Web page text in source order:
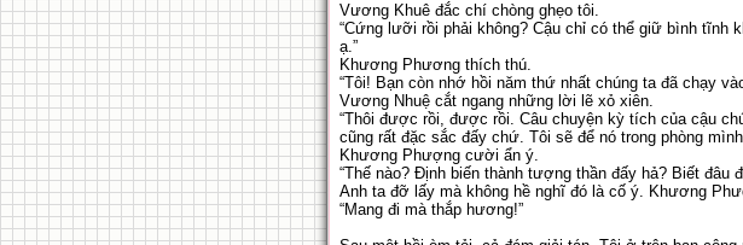
Vương Khuê đắc chí chòng ghẹo tôi.
“Cứng lưỡi rồi phải không? Cậu chỉ có thể giữ bình tĩnh
ạ.”
Khương Phương thích thú.
“Tôi! Bạn còn nhớ hồi năm thứ nhất chúng ta đã chạy
Vương Nhuệ cắt ngang những lời lẽ xỏ xiên.
“Thôi được rồi, được rồi. Câu chuyện kỳ tích của cậu
cũng rất đặc sắc đấy chứ. Tôi sẽ để nó trong phòng
Khương Phượng cười ẩn ý.
“Thế nào? Định biến thành tượng thần đấy hả? Biết
Anh ta đỡ lấy mà không hề nghĩ đó là cố ý. Khương
“Mang đi mà thắp hương!”